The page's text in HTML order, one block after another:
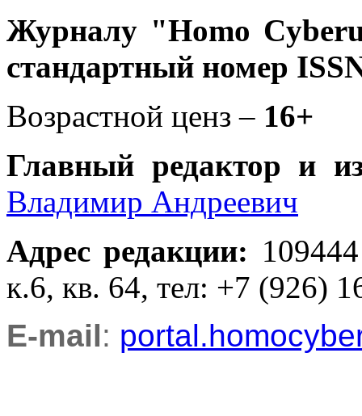
Журналу "Homo
стандартный номер
Возрастной ценз – 16+
Главный редактор и
Владимир Андреевич
Адрес редакции:
к.6, кв. 64, тел: +7 (926)
E-mail: